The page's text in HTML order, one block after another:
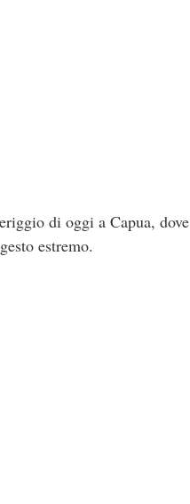
di oggi a Capua, dove
estremo.